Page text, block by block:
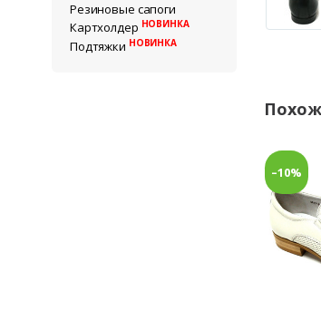
Резиновые сапоги
Картхолдер НОВИНКА
Подтяжки НОВИНКА
–10%